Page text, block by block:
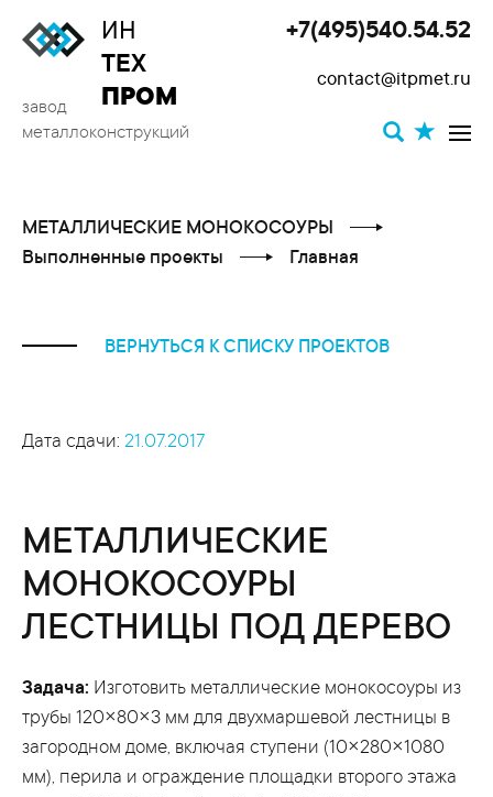
ИН
ТЕХ
ПРОМ
завод
металлоконструкций
+7(495)540.54.52
contact@itpmet.ru
МЕТАЛЛИЧЕСКИЕ МОНОКОСОУРЫ
Выполненные проекты
Главная
ВЕРНУТЬСЯ К СПИСКУ ПРОЕКТОВ
Дата сдачи: 21.07.2017
МЕТАЛЛИЧЕСКИЕ
МОНОКОСОУРЫ
ЛЕСТНИЦЫ ПОД ДЕРЕВО
Задача: Изготовить металлические монокосоуры из
трубы 120×80×3 мм для двухмаршевой лестницы в
загородном доме, включая ступени (10×280×1080
мм), перила и ограждение площадки второго этажа